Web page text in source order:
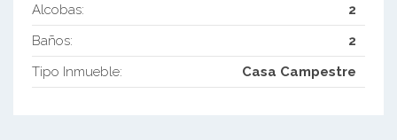
Alcobas:
2
Baños:
2
Tipo Inmueble:
Casa Campestre